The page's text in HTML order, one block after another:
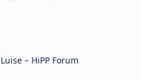
Luise – HiPP Forum